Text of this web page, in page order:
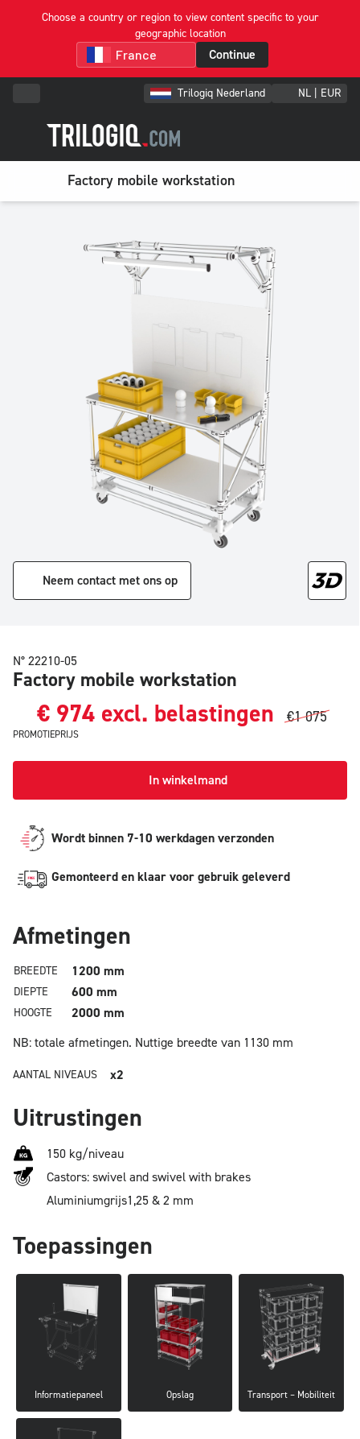
Choose a country or region to view content specific to your
geographic location
Continue
Trilogiq Nederland NL | EUR
Factory mobile workstation
Neem contact met ons op
N° 22210-05
Factory mobile workstation
€ 974 excl. belastingen €1 075
PROMOTIEPRIJS
In winkelmand
Wordt binnen 7-10 werkdagen verzonden
Gemonteerd en klaar voor gebruik geleverd
Afmetingen
BREEDTE 1200 mm
DIEPTE 600 mm
HOOGTE
2000 mm
NB: totale afmetingen. Nuttige breedte van 1130 mm
AANTAL NIVEAUS x2
Uitrustingen
150 kg/niveau
Castors: swivel and swivel with brakes
Aluminiumgrijs1,25 & 2 mm
Toepassingen
Informatiepaneel Opslag Transport – Mobiliteit